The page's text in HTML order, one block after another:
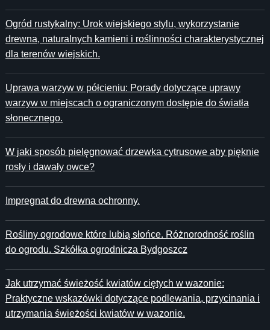
Ogród rustykalny: Urok wiejskiego stylu, wykorzystanie
drewna, naturalnych kamieni i roślinności charakterystycznej
dla terenów wiejskich.
Uprawa warzyw w półcieniu: Porady dotyczące uprawy
warzyw w miejscach o ograniczonym dostępie do światła
słonecznego.
W jaki sposób pielęgnować drzewka cytrusowe aby pięknie
rosły i dawały owce?
Impregnat do drewna ochronny.
Rośliny ogrodowe które lubią słońce. Różnorodność roślin
do ogrodu. Szkółka ogrodnicza Bydgoszcz
Jak utrzymać świeżość kwiatów ciętych w wazonie:
Praktyczne wskazówki dotyczące podlewania, przycinania i
utrzymania świeżości kwiatów w wazonie.